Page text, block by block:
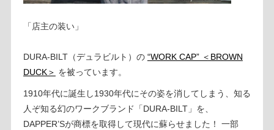
「店主の装い」
DURA-BILT（デュラビルト）の “WORK CAP” ＜BROWN
DUCK＞ を被っています。
1910年代に誕生し1930年代にその姿を消してしまう、知る
人ぞ知る幻のワークブランド「DURA-BILT」を、
DAPPER’Sが商標を取得して現代に蘇らせました！ 一部